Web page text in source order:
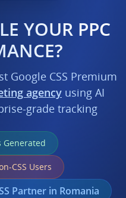
YOUR PPC
Google CSS Premium
agency using AI
grade tracking
Generated
CSS Users
Partner in Romania